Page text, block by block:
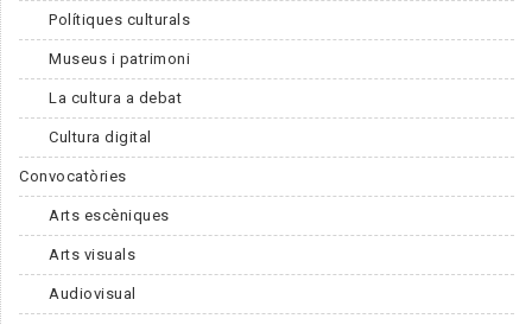
Polítiques culturals
Museus i patrimoni
La cultura a debat
Cultura digital
Convocatòries
Arts escèniques
Arts visuals
Audiovisual